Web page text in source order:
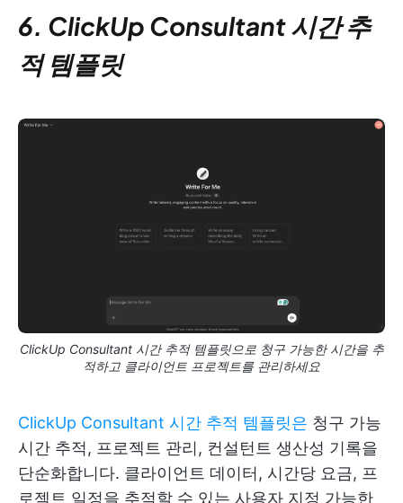
6. ClickUp Consultant 시간 추
적 템플릿
ClickUp Consultant 시간 추적 템플릿으로 청구 가능한 시간을 추
적하고 클라이언트 프로젝트를 관리하세요
ClickUp Consultant 시간 추적 템플릿은 청구 가능
시간 추적, 프로젝트 관리, 컨설턴트 생산성 기록을
단순화합니다. 클라이언트 데이터, 시간당 요금, 프
로젝트 일정을 추적할 수 있는 사용자 지정 가능한